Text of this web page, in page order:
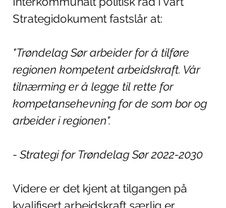
Strategidokument fastslår at:
"Trøndelag Sør arbeider for å tilføre
regionen kompetent arbeidskraft. Vår
tilnærming er å legge til rette for
kompetansehevning for de som bor og
arbeider i regionen".
- Strategi for Trøndelag Sør 2022-2030
Videre er det kjent at tilgangen på